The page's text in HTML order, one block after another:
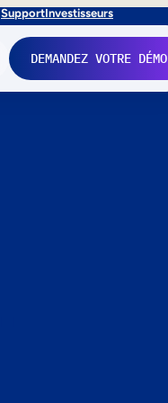
SupportInvestisseurs
DEMANDEZ VOTRE DÉMO